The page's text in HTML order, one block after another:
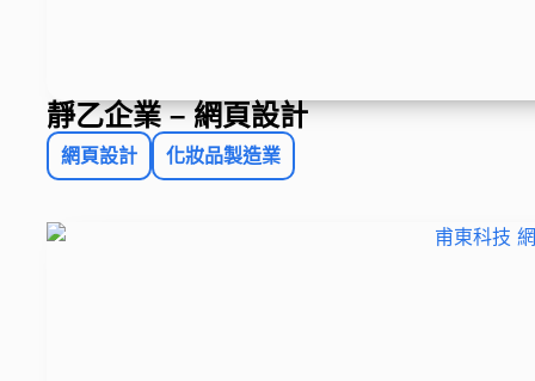
靜乙企業 – 網頁設計
網頁設計 化妝品製造業